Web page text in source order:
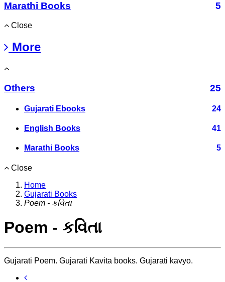
Marathi Books
5
Close
More
Others 25
Gujarati Ebooks 24
English Books 41
Marathi Books 5
Close
Home
Gujarati Books
Poem - કવિતા
Poem - કવિતા
Gujarati Poem. Gujarati Kavita books. Gujarati kavyo.